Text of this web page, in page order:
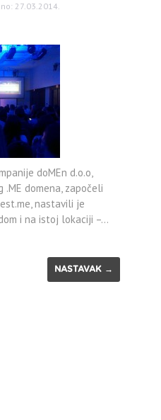
27.03.2014.
doMEn d.o.o,
domena, započeli
nastavili je
i na istoj lokaciji –…
NASTAVAK →